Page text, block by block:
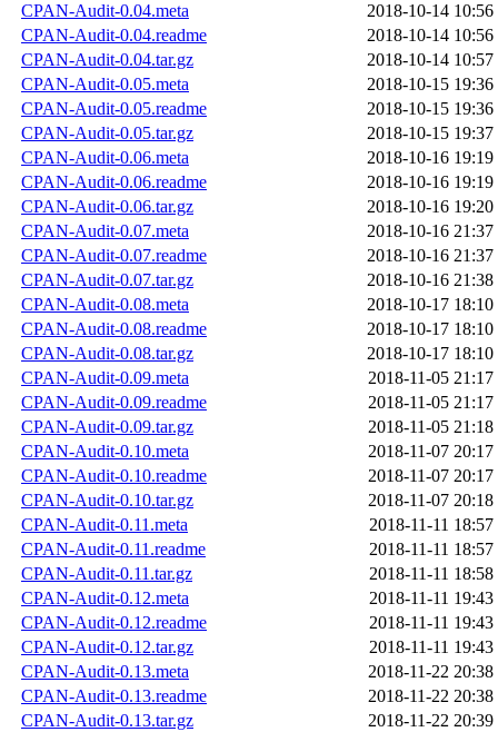
CPAN-Audit-0.04.meta
2018-10-14 10:56
CPAN-Audit-0.04.readme
2018-10-14 10:56
CPAN-Audit-0.04.tar.gz
2018-10-14 10:57
CPAN-Audit-0.05.meta
2018-10-15 19:36
CPAN-Audit-0.05.readme
2018-10-15 19:36
CPAN-Audit-0.05.tar.gz
2018-10-15 19:37
CPAN-Audit-0.06.meta
2018-10-16 19:19
CPAN-Audit-0.06.readme
2018-10-16 19:19
CPAN-Audit-0.06.tar.gz
2018-10-16 19:20
CPAN-Audit-0.07.meta
2018-10-16 21:37
CPAN-Audit-0.07.readme
2018-10-16 21:37
CPAN-Audit-0.07.tar.gz
2018-10-16 21:38
CPAN-Audit-0.08.meta
2018-10-17 18:10
CPAN-Audit-0.08.readme
2018-10-17 18:10
CPAN-Audit-0.08.tar.gz
2018-10-17 18:10
CPAN-Audit-0.09.meta
2018-11-05 21:17
CPAN-Audit-0.09.readme
2018-11-05 21:17
CPAN-Audit-0.09.tar.gz
2018-11-05 21:18
CPAN-Audit-0.10.meta
2018-11-07 20:17
CPAN-Audit-0.10.readme
2018-11-07 20:17
CPAN-Audit-0.10.tar.gz
2018-11-07 20:18
CPAN-Audit-0.11.meta
2018-11-11 18:57
CPAN-Audit-0.11.readme
2018-11-11 18:57
CPAN-Audit-0.11.tar.gz
2018-11-11 18:58
CPAN-Audit-0.12.meta
2018-11-11 19:43
CPAN-Audit-0.12.readme
2018-11-11 19:43
CPAN-Audit-0.12.tar.gz
2018-11-11 19:43
CPAN-Audit-0.13.meta
2018-11-22 20:38
CPAN-Audit-0.13.readme
2018-11-22 20:38
CPAN-Audit-0.13.tar.gz
2018-11-22 20:39